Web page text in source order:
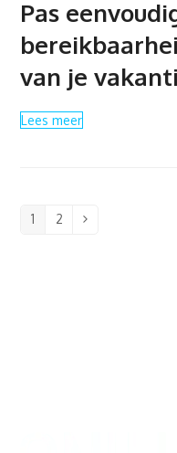
Pas
van je
Lees meer
Page
1 Page
2 Volgende